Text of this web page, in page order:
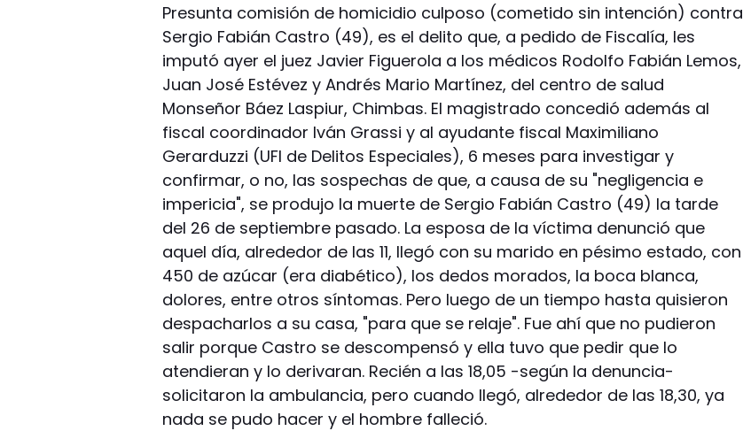
Presunta comisión de homicidio culposo (cometido sin intención) contra
Sergio Fabián Castro (49), es el delito que, a pedido de Fiscalía, les
imputó ayer el juez Javier Figuerola a los médicos Rodolfo Fabián Lemos,
Juan José Estévez y Andrés Mario Martínez, del centro de salud
Monseñor Báez Laspiur, Chimbas. El magistrado concedió además al
fiscal coordinador Iván Grassi y al ayudante fiscal Maximiliano
Gerarduzzi (UFI de Delitos Especiales), 6 meses para investigar y
confirmar, o no, las sospechas de que, a causa de su "negligencia e
impericia", se produjo la muerte de Sergio Fabián Castro (49) la tarde
del 26 de septiembre pasado. La esposa de la víctima denunció que
aquel día, alrededor de las 11, llegó con su marido en pésimo estado, con
450 de azúcar (era diabético), los dedos morados, la boca blanca,
dolores, entre otros síntomas. Pero luego de un tiempo hasta quisieron
despacharlos a su casa, "para que se relaje". Fue ahí que no pudieron
salir porque Castro se descompensó y ella tuvo que pedir que lo
atendieran y lo derivaran. Recién a las 18,05 -según la denuncia-
solicitaron la ambulancia, pero cuando llegó, alrededor de las 18,30, ya
nada se pudo hacer y el hombre falleció.